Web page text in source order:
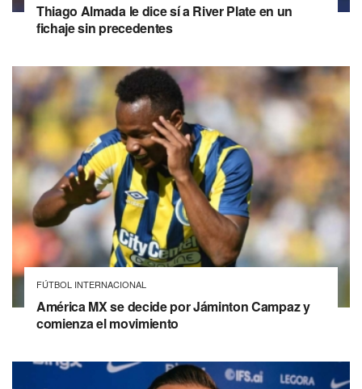
Thiago Almada le dice sí a River Plate en un
fichaje sin precedentes
FÚTBOL INTERNACIONAL
América MX se decide por Jáminton Campaz y
comienza el movimiento